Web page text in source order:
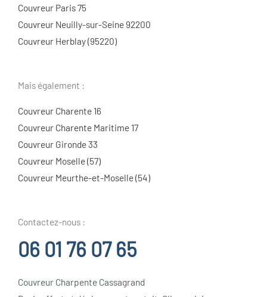
Couvreur Paris 75
Couvreur Neuilly-sur-Seine 92200
Couvreur Herblay (95220)
Mais également :
Couvreur Charente 16
Couvreur Charente Maritime 17
Couvreur Gironde 33
Couvreur Moselle (57)
Couvreur Meurthe-et-Moselle (54)
Contactez-nous :
06 01 76 07 65
Couvreur Charpente Cassagrand